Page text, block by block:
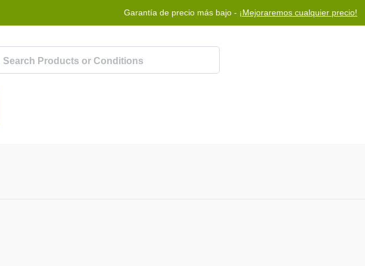
Garantía de precio más bajo - ¡Mejoraremos cualquier precio!